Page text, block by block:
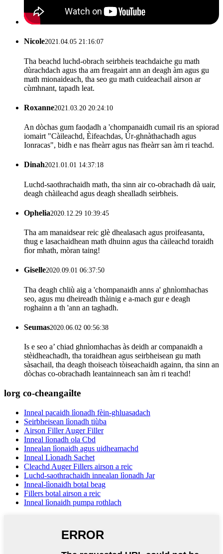
Nicole2021.04.05 21:16:07
Tha beachd luchd-obrach seirbheis teachdaiche gu math
dùrachdach agus tha am freagairt ann an deagh àm agus gu
math mionaideach, tha seo gu math cuideachail airson ar
cùmhnant, tapadh leat.
Roxanne2021.03.20 20:24:10
An dòchas gum faodadh a 'chompanaidh cumail ris an spiorad
iomairt "Càileachd, Èifeachdas, Ùr-ghnàthachadh agus
Ionracas", bidh e nas fheàrr agus nas fheàrr san àm ri teachd.
Dinah2021.01.01 14:37:18
Luchd-saothrachaidh math, tha sinn air co-obrachadh dà uair,
deagh chàileachd agus deagh shealladh seirbheis.
Ophelia2020.12.29 10:39:45
Tha am manaidsear reic glè dhealasach agus proifeasanta,
thug e lasachaidhean math dhuinn agus tha càileachd toraidh
fìor mhath, mòran taing!
Giselle2020.09.01 06:37:50
Tha deagh chliù aig a 'chompanaidh anns a' ghnìomhachas
seo, agus mu dheireadh thàinig e a-mach gur e deagh
roghainn a th 'ann an taghadh.
Seumas2020.06.02 00:56:38
Is e seo a’ chiad ghnìomhachas às deidh ar companaidh a
stèidheachadh, tha toraidhean agus seirbheisean gu math
sàsachail, tha deagh thoiseach tòiseachaidh againn, tha sinn an
dòchas co-obrachadh leantainneach san àm ri teachd!
lorg co-cheangailte
Inneal pacaidh lìonadh fèin-ghluasadach
Seirbheisean lìonadh tiùba
Airson Filler Auger Filler
Inneal lìonadh ola Cbd
Innealan lìonaidh agus uidheamachd
Inneal Lìonadh Sachet
Cleachd Auger Fillers airson a reic
Luchd-saothrachaidh innealan lìonadh Jar
Inneal-lìonaidh botal beag
Fillers botal airson a reic
Inneal lìonaidh pumpa rothlach